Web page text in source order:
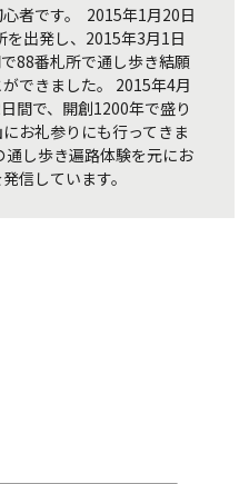
者です。 2015年1月20日
を出発し、2015年3月1日
88番札所で通し歩き結願
できました。 2015年4月
間で、開創1200年で盛り
にお礼参りにも行ってきま
通し歩き遍路体験を元にお
信しています。